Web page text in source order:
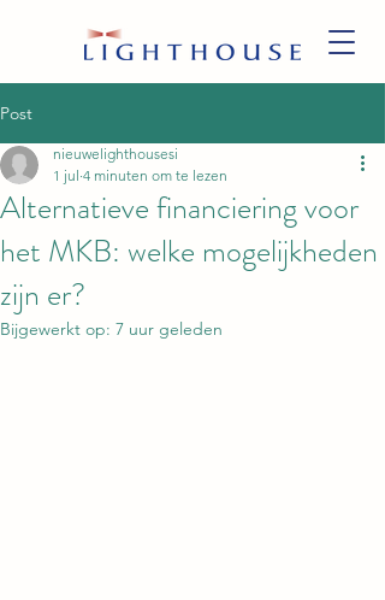
Post
Alternatieve financiering voor
het MKB: welke mogelijkheden
zijn er?
nieuwelighthousesi
1 jul 4 minuten om te lezen
Bijgewerkt op: 7 uur geleden